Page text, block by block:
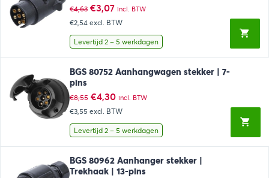
€4,63 Oorspronkelijke
prijs
was:
€4,63.
€3,07Huidige
prijs
is:
€3,07.
incl. BTW
€2,54 excl. BTW
Levertijd 2 – 5 werkdagen
BGS 80752 Aanhangwagen stekker | 7-
pins
€8,55 Oorspronkelijke
prijs
was:
€8,55.
€4,30Huidige
prijs
is:
€4,30.
incl. BTW
€3,55 excl. BTW
Levertijd 2 – 5 werkdagen
BGS 80962 Aanhanger stekker |
Trekhaak | 13-pins